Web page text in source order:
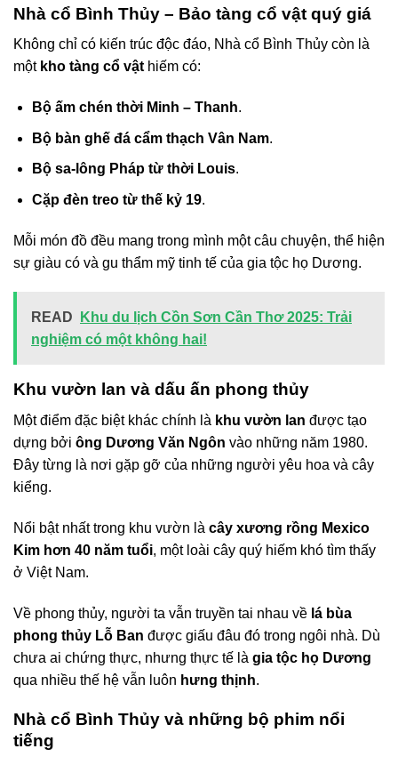
Nhà cổ Bình Thủy – Bảo tàng cổ vật quý giá
Không chỉ có kiến trúc độc đáo, Nhà cổ Bình Thủy còn là
một kho tàng cổ vật hiếm có:
Bộ ấm chén thời Minh – Thanh.
Bộ bàn ghế đá cẩm thạch Vân Nam.
Bộ sa-lông Pháp từ thời Louis.
Cặp đèn treo từ thế kỷ 19.
Mỗi món đồ đều mang trong mình một câu chuyện, thể hiện
sự giàu có và gu thẩm mỹ tinh tế của gia tộc họ Dương.
READ
Khu du lịch Cồn Sơn Cần Thơ 2025: Trải
nghiệm có một không hai!
Khu vườn lan và dấu ấn phong thủy
Một điểm đặc biệt khác chính là khu vườn lan được tạo
dựng bởi ông Dương Văn Ngôn vào những năm 1980.
Đây từng là nơi gặp gỡ của những người yêu hoa và cây
kiểng.
Nổi bật nhất trong khu vườn là cây xương rồng Mexico
Kim hơn 40 năm tuổi, một loài cây quý hiếm khó tìm thấy
ở Việt Nam.
Về phong thủy, người ta vẫn truyền tai nhau về lá bùa
phong thủy Lỗ Ban được giấu đâu đó trong ngôi nhà. Dù
chưa ai chứng thực, nhưng thực tế là gia tộc họ Dương
qua nhiều thế hệ vẫn luôn hưng thịnh.
Nhà cổ Bình Thủy và những bộ phim nổi
tiếng